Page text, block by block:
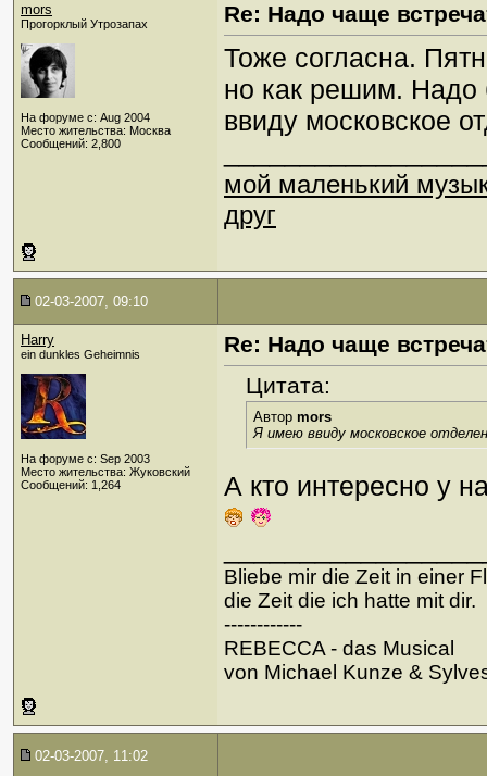
mors
Прогорклый Утрозапах
На форуме с: Aug 2004
Место жительства: Москва
Сообщений: 2,800
Re: Надо чаще
Тоже согласна.
но как решим.
ввиду московское
мой маленький
друг
02-03-2007, 09:10
Harry
ein dunkles Geheimnis
На форуме с: Sep 2003
Место жительства: Жуковский
Сообщений: 1,264
Re: Надо чаще
Цитата:
Автор mors
Я имею ввиду московское
А кто интересно у
Bliebe mir die Zeit in einer
die Zeit die ich hatte mit dir.
------------
REBECCA - das Musical
von Michael Kunze &
02-03-2007, 11:02